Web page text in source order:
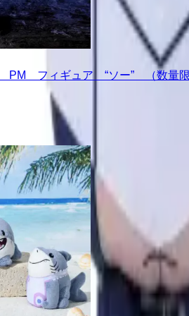
フィギュア “ソー” （数量